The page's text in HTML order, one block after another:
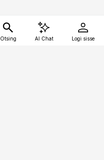
Otsing AI Chat Logi sisse